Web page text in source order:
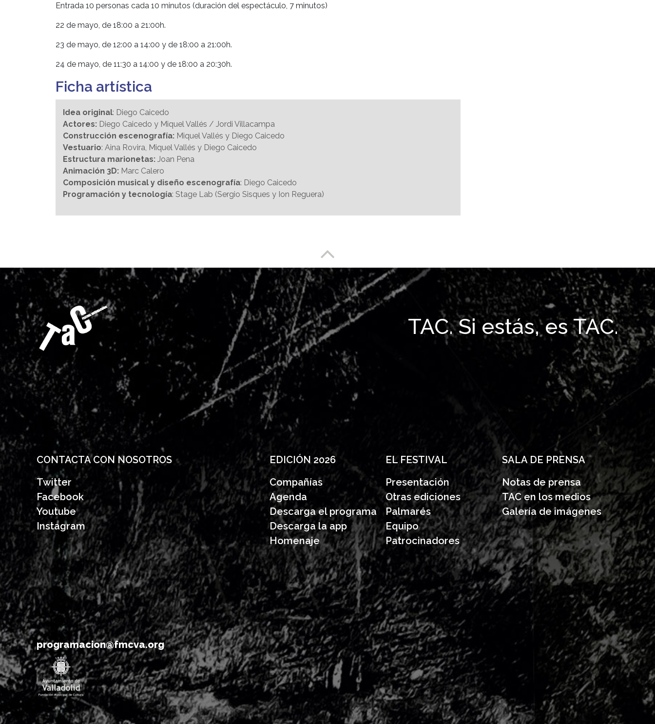
Entrada 10 personas cada 10 minutos (duración del espectáculo, 7 minutos)
22 de mayo, de 18:00 a 21:00h.
23 de mayo, de 12:00 a 14:00 y de 18:00 a 21:00h.
24 de mayo, de 11:30 a 14:00 y de 18:00 a 20:30h.
Ficha artística
Idea original: Diego Caicedo
Actores: Diego Caicedo y Miquel Vallés / Jordi Villacampa
Construcción escenografía: Miquel Vallés y Diego Caicedo
Vestuario: Aina Rovira, Miquel Vallés y Diego Caicedo
Estructura marionetas: Joan Pena
Animación 3D: Marc Calero
Composición musical y diseño escenografía: Diego Caicedo
Programación y tecnología: Stage Lab (Sergio Sisques y Ion Reguera)
TAC. Si estás, es TAC.
CONTACTA CON NOSOTROS
Twitter
Facebook
Youtube
Instagram
EDICIÓN 2026
Compañías
Agenda
Descarga el programa
Descarga la app
Homenaje
EL FESTIVAL
Presentación
Otras ediciones
Palmarés
Equipo
Patrocinadores
SALA DE PRENSA
Notas de prensa
TAC en los medios
Galería de imágenes
programacion@fmcva.org